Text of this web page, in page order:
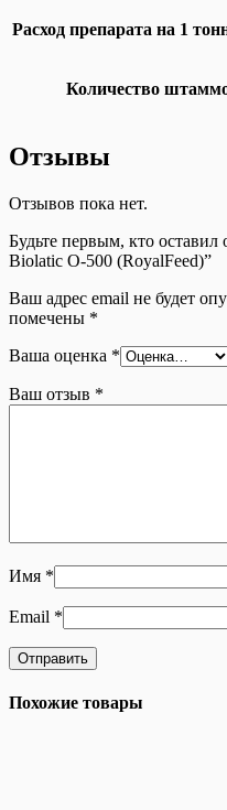
Расход препарата на 1
Количество
Отзывы
Отзывов пока нет.
Будьте первым, кто
Biolatic O-500 (RoyalFeed)”
Ваш адрес email не будет
помечены *
Ваша оценка *
Ваш отзыв *
Имя *
Email *
Похожие товары